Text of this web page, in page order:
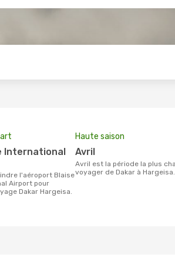
Airport pour
Dakar Hargeisa.
Haute saison
avril
avril est la période la plus chargée pour
voyager de Dakar à Hargeisa.